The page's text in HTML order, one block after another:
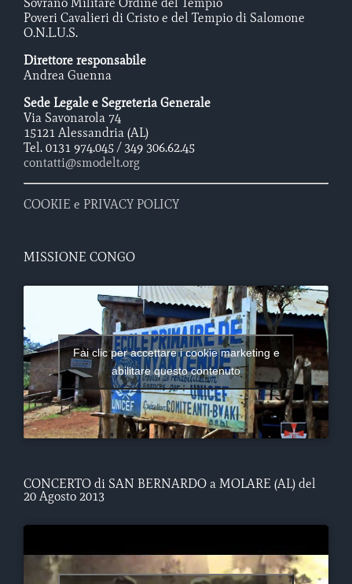
Poveri Cavalieri di Cristo e del Tempio di Salomone
O.N.L.U.S.
Direttore responsabile
Andrea Guenna
Sede Legale e Segreteria Generale
Via Savonarola 74
15121 Alessandria (AL)
Tel. 0131 974.045 / 349 306.62.45
contatti@smodelt.org
COOKIE e PRIVACY POLICY
MISSIONE CONGO
Fai clic per accettare i cookie marketing e
abilitare questo contenuto
CONCERTO di SAN BERNARDO a MOLARE (AL) del
20 Agosto 2013